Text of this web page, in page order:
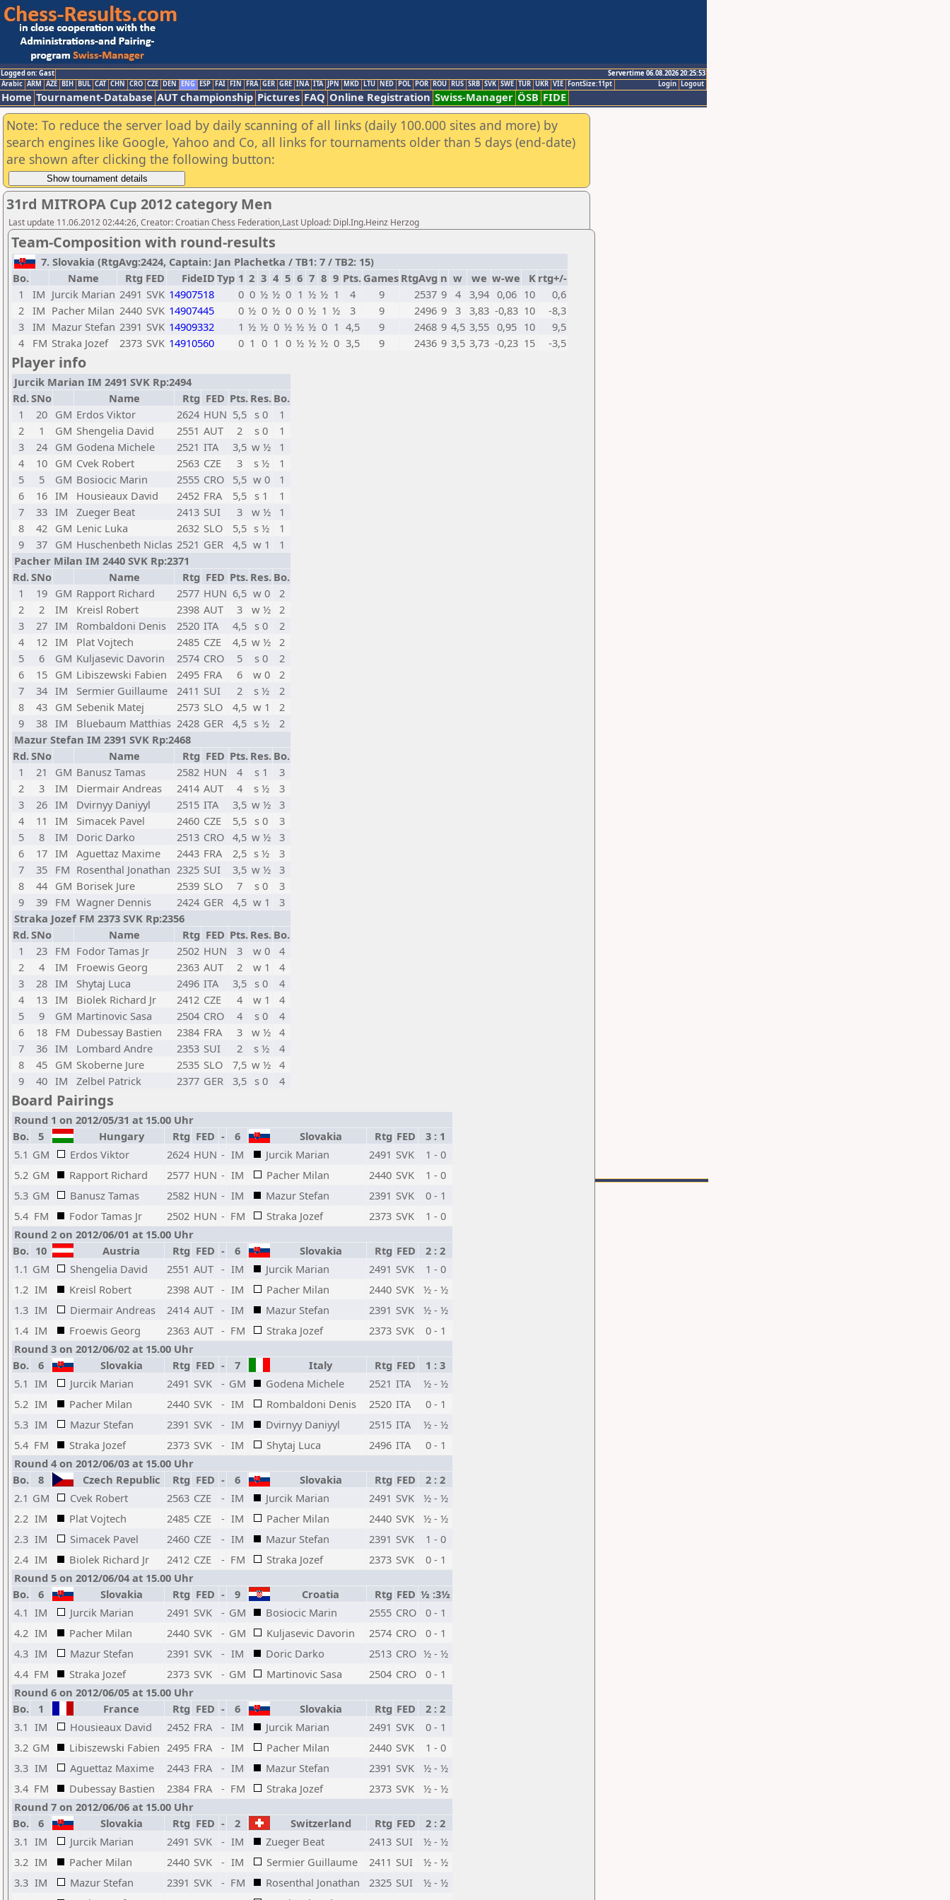
Logged on: Gast
Servertime 06.08.2026 20:25:53
Logout
Login
Arabic ARM AZE BIH BUL CAT CHN CRO CZE DEN ENG ESP FAI FIN FRA GER GRE INA ITA JPN MKD LTU NED POL POR ROU RUS SRB SVK SWE TUR UKR VIE FontSize:11pt
Home Tournament-Database AUT championship Pictures FAQ Online Registration Swiss-Manager ÖSB FIDE
Note: To reduce the server load by daily scanning of all links (daily 100.000 sites and more) by
search engines like Google, Yahoo and Co, all links for tournaments older than 5 days (end-date)
are shown after clicking the following button:
31rd MITROPA Cup 2012 category Men
Last update 11.06.2012 02:44:26, Creator: Croatian Chess Federation,Last Upload: Dipl.Ing.Heinz Herzog
Team-Composition with round-results
7. Slovakia (RtgAvg:2424, Captain: Jan Plachetka / TB1: 7 / TB2: 15)
Bo.
Name Rtg FED FideID Typ 1 2 3 4 5 6 7 8 9 Pts. Games RtgAvg n w we w-we K rtg+/-
1
IM Jurcik Marian 2491 SVK 14907518 0 0 ½ ½ 0 1 ½ ½ 1 4 9 2537 9 4 3,94 0,06 10
0,6
2 IM Pacher Milan 2440 SVK 14907445 0 ½ 0 ½ 0 0 ½ 1 ½ 3 9 2496 9 3 3,83 -0,83 10
-8,3
3 IM Mazur Stefan 2391 SVK 14909332 1 ½ ½ 0 ½ ½ ½ 0 1 4,5 9 2468 9 4,5 3,55 0,95 10
9,5
4
FM Straka Jozef 2373 SVK 14910560 0 1 0 1 0 ½ ½ ½ 0 3,5 9 2436 9 3,5 3,73 -0,23 15 -3,5
Player info
Jurcik Marian IM 2491 SVK Rp:2494
Rd.SNo Name Rtg FED Pts. Res. Bo.
1
20 GM Erdos Viktor 2624 HUN 5,5 s 0
1
2
1 GM Shengelia David 2551 AUT 2 s 0
1
3
24 GM Godena Michele 2521 ITA 3,5 w ½
1
4
10 GM Cvek Robert 2563 CZE 3 s ½
1
5
5 GM Bosiocic Marin 2555 CRO 5,5 w 0
1
6
16 IM Housieaux David 2452 FRA 5,5 s 1
1
7
33 IM Zueger Beat 2413 SUI 3 w ½
1
8
42 GM Lenic Luka 2632 SLO 5,5 s ½
1
9
37 GM Huschenbeth Niclas 2521 GER 4,5 w 1
1
Pacher Milan IM 2440 SVK Rp:2371
Rd.SNo Name Rtg FED Pts. Res. Bo.
1
19 GM Rapport Richard 2577 HUN 6,5 w 0
2
2
2 IM Kreisl Robert 2398 AUT 3 w ½ 2
3
27 IM Rombaldoni Denis 2520 ITA 4,5 s 0
2
4
12 IM Plat Vojtech 2485 CZE 4,5 w ½ 2
5
6 GM Kuljasevic Davorin 2574 CRO 5 s 0
2
6
15 GM Libiszewski Fabien 2495 FRA 6 w 0
2
7
34 IM Sermier Guillaume 2411 SUI 2 s ½
2
8
43 GM Sebenik Matej 2573 SLO 4,5 w 1
2
9
38 IM Bluebaum Matthias 2428 GER 4,5 s ½
2
Mazur Stefan IM 2391 SVK Rp:2468
Rd.SNo Name Rtg FED Pts. Res. Bo.
1
21 GM Banusz Tamas 2582 HUN 4 s 1
3
2
3 IM Diermair Andreas 2414 AUT 4 s ½
3
3
26 IM Dvirnyy Daniyyl 2515 ITA 3,5 w ½ 3
4
11 IM Simacek Pavel 2460 CZE 5,5 s 0
3
5
8 IM Doric Darko 2513 CRO 4,5 w ½ 3
6
17 IM Aguettaz Maxime 2443 FRA 2,5 s ½
3
7
35 FM Rosenthal Jonathan 2325 SUI 3,5 w ½ 3
8
44 GM Borisek Jure 2539 SLO 7 s 0
3
9
39 FM Wagner Dennis 2424 GER 4,5 w 1
3
Straka Jozef FM 2373 SVK Rp:2356
Rd.SNo Name Rtg FED Pts. Res. Bo.
1
23 FM Fodor Tamas Jr 2502 HUN 3 w 0
4
2
4 IM Froewis Georg 2363 AUT 2 w 1
4
3
28 IM Shytaj Luca 2496 ITA 3,5 s 0
4
4
13 IM Biolek Richard Jr 2412 CZE 4 w 1
4
5
9 GM Martinovic Sasa 2504 CRO 4 s 0
4
6
18 FM Dubessay Bastien 2384 FRA 3 w ½ 4
7
36 IM Lombard Andre 2353 SUI 2 s ½
4
8
45 GM Skoberne Jure 2535 SLO 7,5 w ½ 4
9
40 IM Zelbel Patrick 2377 GER 3,5 s 0 4
Board Pairings
Round 1 on 2012/05/31 at 15.00 Uhr
Bo.
5 Hungary Rtg FED - 6 Slovakia Rtg FED
3 : 1
5.1 GM Erdos Viktor 2624 HUN - IM Jurcik Marian 2491 SVK
1 - 0
5.2 GM Rapport Richard 2577 HUN - IM Pacher Milan 2440 SVK
1 - 0
5.3 GM Banusz Tamas 2582 HUN - IM Mazur Stefan 2391 SVK
0 - 1
5.4 FM Fodor Tamas Jr 2502 HUN - FM Straka Jozef 2373 SVK
1 - 0
Round 2 on 2012/06/01 at 15.00 Uhr
Bo. 10 Austria Rtg FED - 6 Slovakia Rtg FED
2 : 2
1.1 GM Shengelia David 2551 AUT - IM Jurcik Marian 2491 SVK
1 - 0
1.2 IM Kreisl Robert 2398 AUT - IM Pacher Milan 2440 SVK
½ - ½
1.3 IM Diermair Andreas 2414 AUT - IM Mazur Stefan 2391 SVK
½ - ½
1.4 IM Froewis Georg 2363 AUT - FM Straka Jozef 2373 SVK
0 - 1
Round 3 on 2012/06/02 at 15.00 Uhr
Bo.
6 Slovakia Rtg FED - 7 Italy Rtg FED
1 : 3
5.1 IM Jurcik Marian 2491 SVK - GM Godena Michele 2521 ITA
½ - ½
5.2 IM Pacher Milan 2440 SVK - IM Rombaldoni Denis 2520 ITA
0 - 1
5.3 IM Mazur Stefan 2391 SVK - IM Dvirnyy Daniyyl 2515 ITA
½ - ½
5.4 FM Straka Jozef 2373 SVK - IM Shytaj Luca 2496 ITA
0 - 1
Round 4 on 2012/06/03 at 15.00 Uhr
Bo.
8 Czech Republic Rtg FED - 6 Slovakia Rtg FED
2 : 2
2.1 GM Cvek Robert 2563 CZE - IM Jurcik Marian 2491 SVK
½ - ½
2.2 IM Plat Vojtech 2485 CZE - IM Pacher Milan 2440 SVK
½ - ½
2.3 IM Simacek Pavel 2460 CZE - IM Mazur Stefan 2391 SVK
1 - 0
2.4 IM Biolek Richard Jr 2412 CZE - FM Straka Jozef 2373 SVK
0 - 1
Round 5 on 2012/06/04 at 15.00 Uhr
Bo.
6 Slovakia Rtg FED - 9 Croatia Rtg FED ½ :3½
4.1 IM Jurcik Marian 2491 SVK - GM Bosiocic Marin 2555 CRO
0 - 1
4.2 IM Pacher Milan 2440 SVK - GM Kuljasevic Davorin 2574 CRO
0 - 1
4.3 IM Mazur Stefan 2391 SVK - IM Doric Darko 2513 CRO ½ - ½
4.4 FM Straka Jozef 2373 SVK - GM Martinovic Sasa 2504 CRO
0 - 1
Round 6 on 2012/06/05 at 15.00 Uhr
Bo.
1 France Rtg FED - 6 Slovakia Rtg FED
2 : 2
3.1 IM Housieaux David 2452 FRA - IM Jurcik Marian 2491 SVK
0 - 1
3.2 GM Libiszewski Fabien 2495 FRA - IM Pacher Milan 2440 SVK
1 - 0
3.3 IM Aguettaz Maxime 2443 FRA - IM Mazur Stefan 2391 SVK
½ - ½
3.4 FM Dubessay Bastien 2384 FRA - FM Straka Jozef 2373 SVK
½ - ½
Round 7 on 2012/06/06 at 15.00 Uhr
Bo.
6 Slovakia Rtg FED - 2 Switzerland Rtg FED
2 : 2
3.1 IM Jurcik Marian 2491 SVK - IM Zueger Beat 2413 SUI
½ - ½
3.2 IM Pacher Milan 2440 SVK - IM Sermier Guillaume 2411 SUI
½ - ½
3.3 IM Mazur Stefan 2391 SVK - FM Rosenthal Jonathan 2325 SUI
½ - ½